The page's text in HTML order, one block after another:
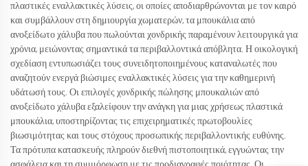
πλαστικές εναλλακτικές λύσεις, οι οποίες αποδιαρθρώνονται με τον καιρό
και συμβάλλουν στη δημιουργία χωματερών, τα μπουκάλια από
ανοξείδωτο χάλυβα που πωλούνται χονδρικής παραμένουν λειτουργικά για
χρόνια, μειώνοντας σημαντικά τα περιβαλλοντικά απόβλητα. Η οικολογική
σχεδίαση εντυπωσιάζει τους συνειδητοποιημένους καταναλωτές που
αναζητούν ενεργά βιώσιμες εναλλακτικές λύσεις για την καθημερινή
υδάτωσή τους. Οι επιλογές χονδρικής πώλησης μπουκαλιών από
ανοξείδωτο χάλυβα εξαλείφουν την ανάγκη για μιας χρήσεως πλαστικά
μπουκάλια, υποστηρίζοντας τις επιχειρηματικές πρωτοβουλίες
βιωσιμότητας και τους στόχους προσωπικής περιβαλλοντικής ευθύνης.
Τα πρότυπα κατασκευής πληρούν διεθνή πιστοποιητικά, εγγυώντας την